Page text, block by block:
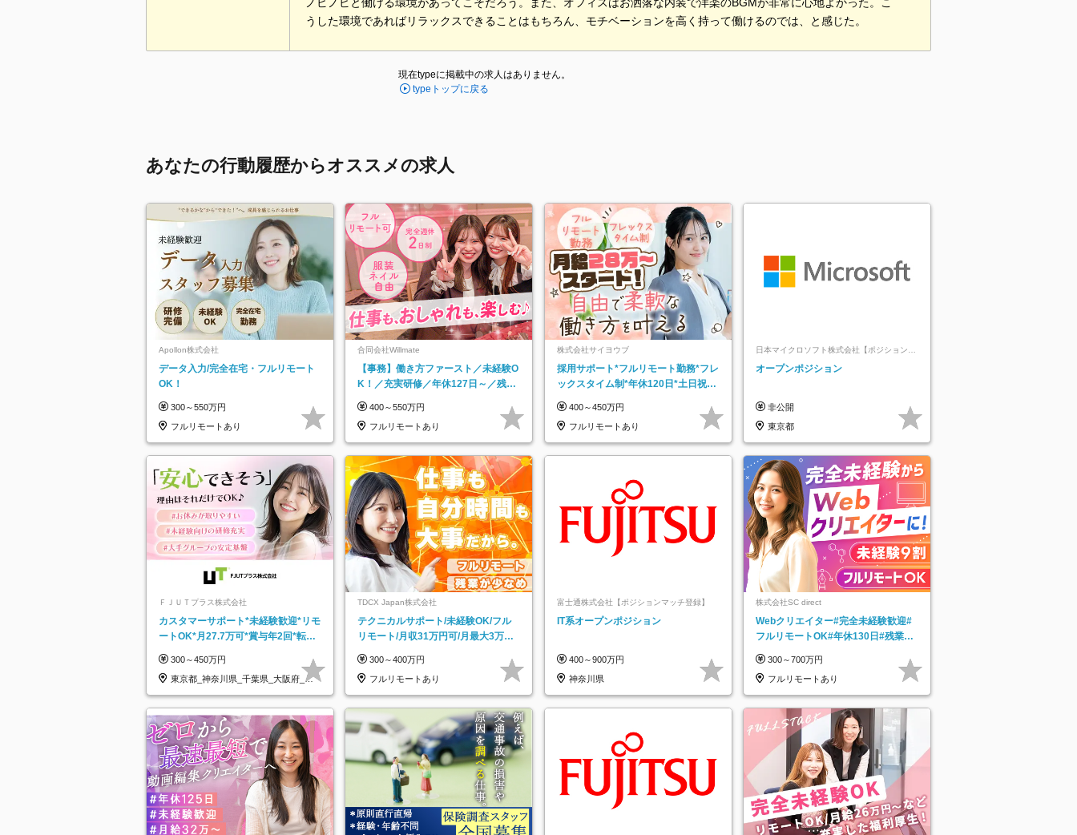
うした環境であればリラックスできることはもちろん、モチベーションを高く持って働けるのでは、と感じた。
現在typeに掲載中の求人はありません。
typeトップに戻る
あなたの行動履歴からオススメの求人
Apollon株式会社
データ入力/完全在宅・フルリモート
OK！
300～550万円
フルリモートあり
合同会社Willmate
【事務】働き方ファースト／未経験O
K！／充実研修／年休127日～／残業
400～550万円
フルリモートあり
株式会社サイヨウブ
採用サポート*フルリモート勤務*フレ
ックスタイム制*年休120日*土日祝休
400～450万円
フルリモートあり
日本マイクロソフト株式会社【ポジションマ
ッチ登録】
オープンポジション
非公開
東京都
ＦＪＵＴプラス株式会社
カスタマーサポート*未経験歓迎*リモ
ートOK*月27.7万可*賞与年2回*転勤
300～450万円
東京都_神奈川県_千葉県_大阪府_愛
知県…
TDCX Japan株式会社
テクニカルサポート/未経験OK/フル
リモート/月収31万円可/月最大3万の
300～400万円
フルリモートあり
富士通株式会社【ポジションマッチ登録】
IT系オープンポジション
400～900万円
神奈川県
株式会社SC direct
Webクリエイター#完全未経験歓迎#
フルリモートOK#年休130日#残業月
300～700万円
フルリモートあり